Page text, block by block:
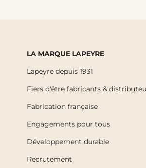
LA MARQUE LAPEYRE
Lapeyre depuis 1931
Fiers d'être fabricants &
Fabrication française
Engagements pour tous
Développement durable
Recrutement